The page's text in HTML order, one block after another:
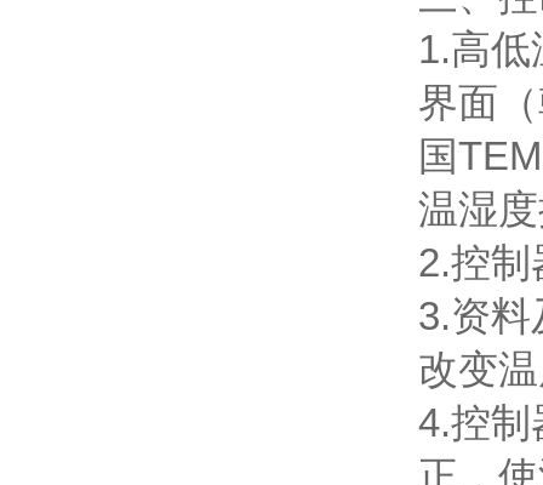
1.高
界面
国
温湿
2.控制
3.资
改变
4.控制
正，